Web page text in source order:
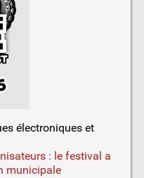
électroniques et
: le festival a
municipale